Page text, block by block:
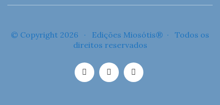
© Copyright 2026 · Edições Miosótis® · Todos os
direitos reservados